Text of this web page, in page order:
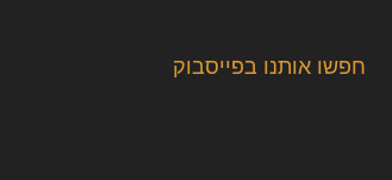
חפשו אותנו בפייסבוק